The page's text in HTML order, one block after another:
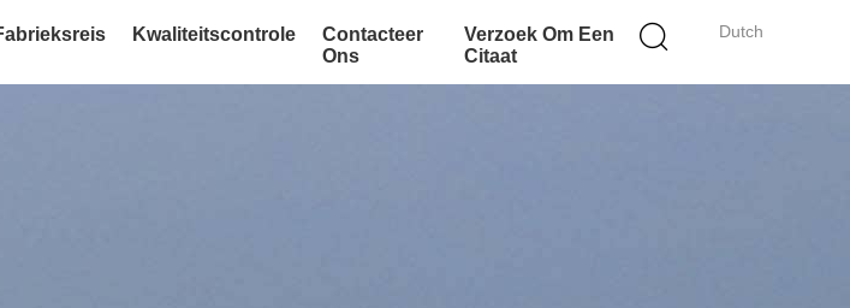
Dutch
Kwaliteitscontrole
Contacteer
Ons
Verzoek Om Een
Citaat